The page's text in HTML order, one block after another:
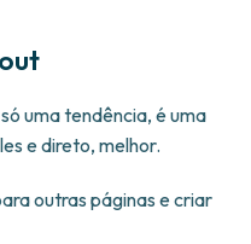
uma tendência, é uma
e direto, melhor.
outras páginas e criar